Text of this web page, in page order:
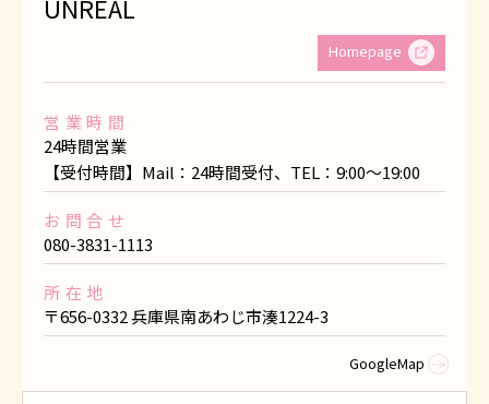
UNREAL
Homepage
営業時間
24時間営業
【受付時間】Mail：24時間受付、TEL：9:00～19:00
お問合せ
080-3831-1113
所在地
〒656-0332 兵庫県南あわじ市湊1224-3
GoogleMap